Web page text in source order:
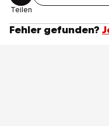
Teilen
Fehler gefunden?